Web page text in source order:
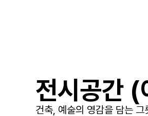
전시공간 (
건축, 예술의 영감을 담는 그